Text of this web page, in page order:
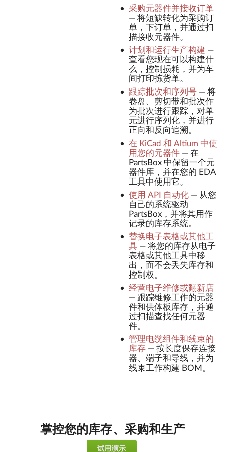
采购元器件并接收订单
— 将短缺转化为采购订
单，下订单，并通过扫
描接收元器件。
计划和运行生产构建 —
查看您现在可以构建什
么，控制损耗，并为车
间打印拣货单。
跟踪批次和序列号— 将
卷盘、剪切带和批次作
为批次进行跟踪，对单
元进行序列化，并进行
正向和反向追溯。
在 KiCad 和 Altium 中使
用您的元器件— 在
PartsBox 中保留一个元
器件库，并在您的 EDA
工具中使用它。
使用 API 自动化— 从您
自己的系统驱动
PartsBox，并将其用作
记录的库存系统。
替换电子表格或其他工
具— 将您的库存从电子
表格或其他工具中移
出，而不会丢失库存和
控制权。
经营电子维修或翻新店
— 跟踪维修工作的元器
件和供体板库存，并通
过扫描查找任何元器
件。
管理电缆组件和线束的
库存— 按长度保存连接
器、端子和导线，并为
线束工作构建 BOM。
掌控您的库存、采购和生产
试用演示